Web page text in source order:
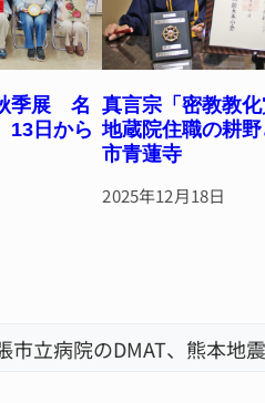
季展 名
日から
真言宗「密教教
地蔵院住職の耕
市青蓮寺
2025年12月18日
市立病院のDMAT、熊本